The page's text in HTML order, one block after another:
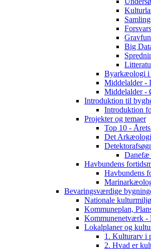
Big
Byarkæologi i
Middelalder -
Middelalder -
Introduktion til
Introduktion
Projekter og temaer
Top 10 -
Det
Danefæ
Havbundens
Havbundens
Bevaringsværdige
Nationale
Kommuneplan,
Kommunenetværk -
Lokalplaner og
1. Kulturarv i
2. Hvad er